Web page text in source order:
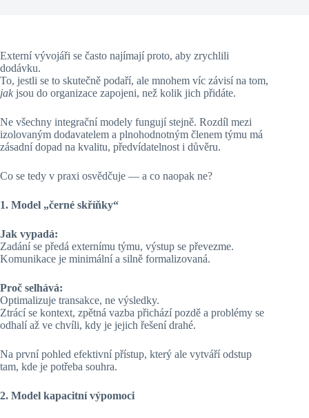
Externí vývojáři se často najímají proto, aby zrychlili
dodávku.
To, jestli se to skutečně podaří, ale mnohem víc závisí na tom,
jak jsou do organizace zapojeni, než kolik jich přidáte.
Ne všechny integrační modely fungují stejně. Rozdíl mezi
izolovaným dodavatelem a plnohodnotným členem týmu má
zásadní dopad na kvalitu, předvídatelnost i důvěru.
Co se tedy v praxi osvědčuje — a co naopak ne?
1. Model „černé skříňky“
Jak vypadá:
Zadání se předá externímu týmu, výstup se převezme.
Komunikace je minimální a silně formalizovaná.
Proč selhává:
Optimalizuje transakce, ne výsledky.
Ztrácí se kontext, zpětná vazba přichází pozdě a problémy se
odhalí až ve chvíli, kdy je jejich řešení drahé.
Na první pohled efektivní přístup, který ale vytváří odstup
tam, kde je potřeba souhra.
2. Model kapacitní výpomoci